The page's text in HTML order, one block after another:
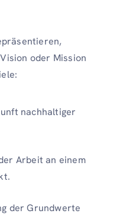
oder Mission
nachhaltiger
Arbeit an einem
der Grundwerte